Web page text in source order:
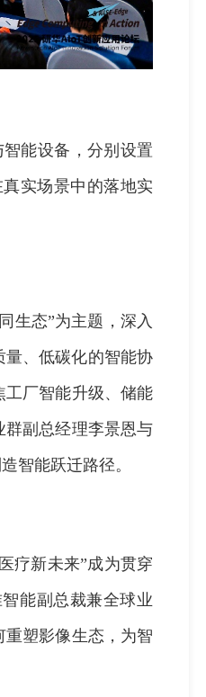
能设备，分别设置
真实场景中的落地实
生态”为主题，深入
、低碳化的智能协
工厂智能升级、储能
副总经理李景恩与
智能跃迁路径。
疗新未来”成为贯穿
能副总裁兼全球业
塑影像生态，为智